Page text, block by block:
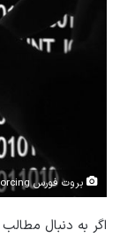
بروت فورس Brute Forcing
اگر به دنبال